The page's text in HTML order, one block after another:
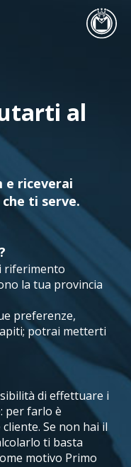
al
e riceverai
ti serve.
riferimento
la tua provincia
preferenze,
potrai metterti
di effettuare i
per farlo è
Se non hai il
ti basta
motivo Primo